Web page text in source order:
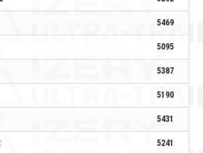
5469
5095
5387
5190
5431
5241